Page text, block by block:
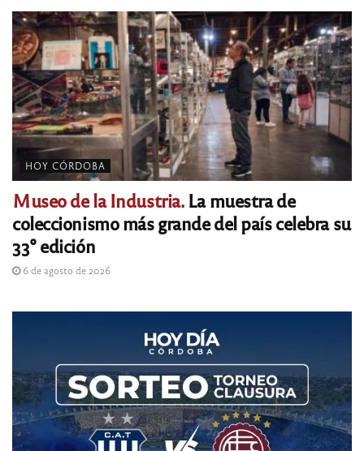
HOY CÓRDOBA
Museo de la Industria.La muestra de
coleccionismo más grande del país celebra su
33° edición
6 de agosto de 2026